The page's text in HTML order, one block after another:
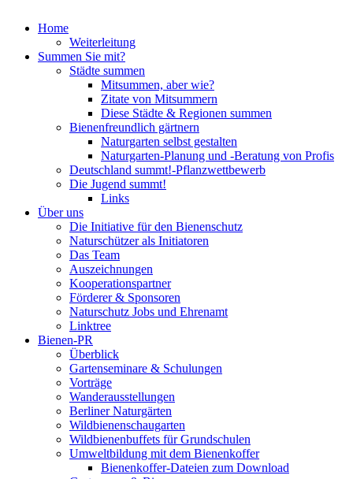
Home
Weiterleitung
Summen Sie mit?
Städte summen
Mitsummen, aber wie?
Zitate von Mitsummern
Diese Städte & Regionen summen
Bienenfreundlich gärtnern
Naturgarten selbst gestalten
Naturgarten-Planung und -Beratung von Profis
Deutschland summt!-Pflanzwettbewerb
Die Jugend summt!
Links
Über uns
Die Initiative für den Bienenschutz
Naturschützer als Initiatoren
Das Team
Auszeichnungen
Kooperationspartner
Förderer & Sponsoren
Naturschutz Jobs und Ehrenamt
Linktree
Bienen-PR
Überblick
Gartenseminare & Schulungen
Vorträge
Wanderausstellungen
Berliner Naturgärten
Wildbienenschaugarten
Wildbienenbuffets für Grundschulen
Umweltbildung mit dem Bienenkoffer
Bienenkoffer-Dateien zum Download